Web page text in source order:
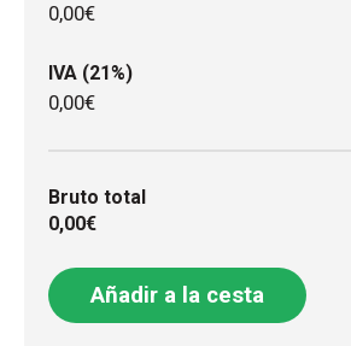
0,00€
IVA (21%)
0,00€
Bruto total
0,00€
Añadir a la cesta